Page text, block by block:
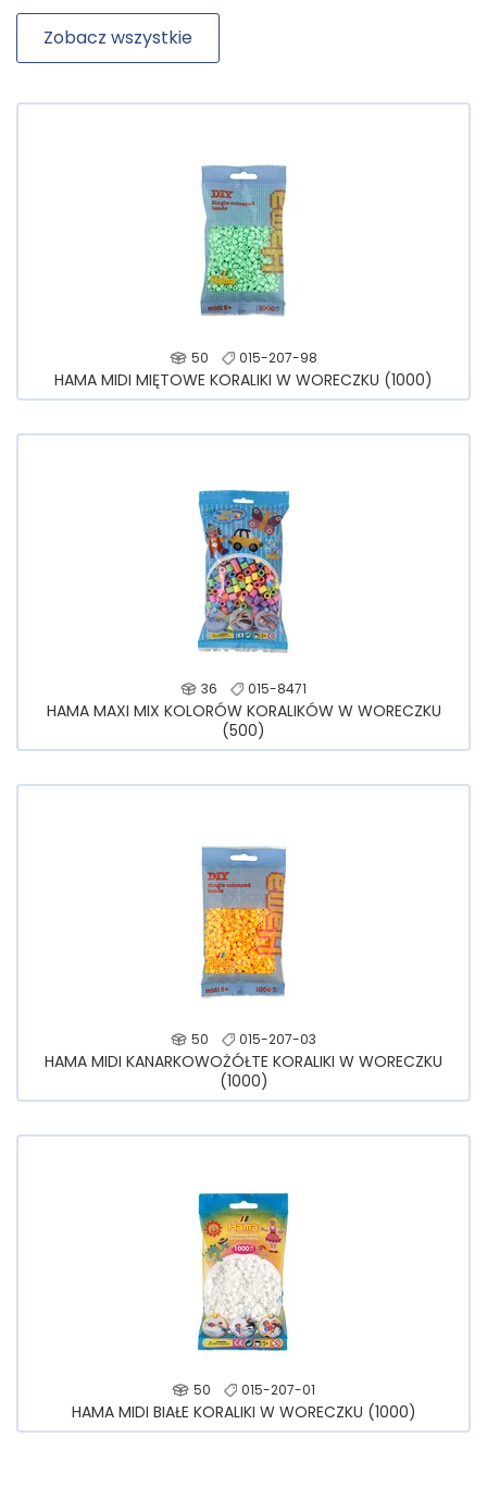
Zobacz wszystkie
50 015-207-98
HAMA MIDI MIĘTOWE KORALIKI W WORECZKU (1000)
36 015-8471
HAMA MAXI MIX KOLORÓW KORALIKÓW W WORECZKU
(500)
50 015-207-03
HAMA MIDI KANARKOWOŻÓŁTE KORALIKI W WORECZKU
(1000)
50 015-207-01
HAMA MIDI BIAŁE KORALIKI W WORECZKU (1000)